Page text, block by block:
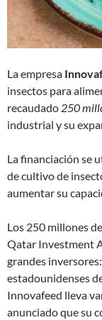
La empresa
insectos para
recaudado 250
industrial y su
La financiación se
de cultivo de
aumentar su
Los 250 millones
Qatar Investment
grandes
estadounidenses
Innovafeed lleva
anunciado que su